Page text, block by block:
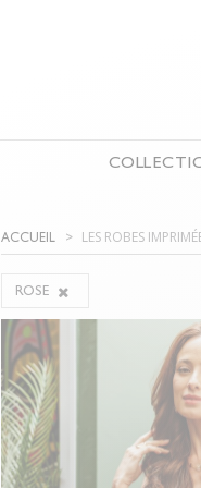
SHORTS
ACCUEIL LES ROBES
ROSE